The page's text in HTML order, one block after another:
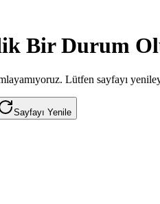
Bir Durum
Lütfen sayfayı
Sayfayı Yenile